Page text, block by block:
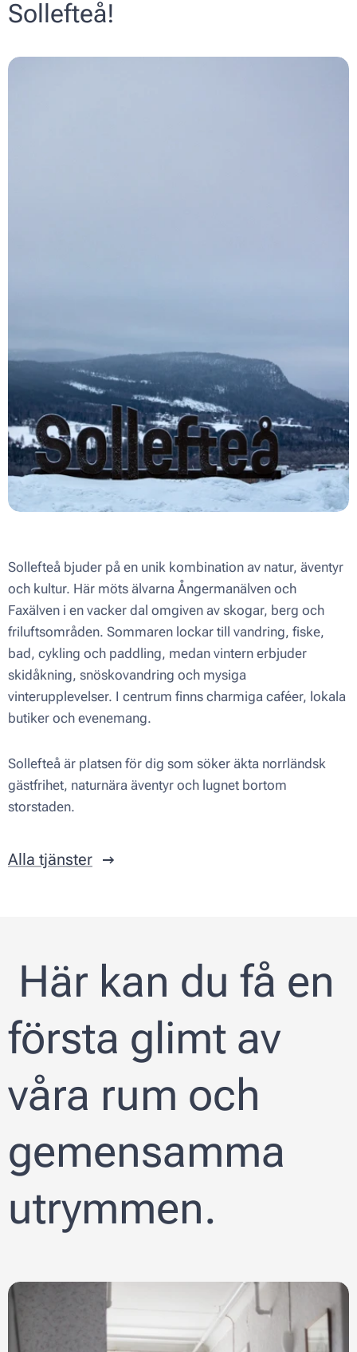
Sollefteå!
Sollefteå bjuder på en unik kombination av natur, äventyr
och kultur. Här möts älvarna Ångermanälven och
Faxälven i en vacker dal omgiven av skogar, berg och
friluftsområden. Sommaren lockar till vandring, fiske,
bad, cykling och paddling, medan vintern erbjuder
skidåkning, snöskovandring och mysiga
vinterupplevelser. I centrum finns charmiga caféer, lokala
butiker och evenemang.
Sollefteå är platsen för dig som söker äkta norrländsk
gästfrihet, naturnära äventyr och lugnet bortom
storstaden.
Alla tjänster
Här kan du få en
första glimt av
våra rum och
gemensamma
utrymmen.